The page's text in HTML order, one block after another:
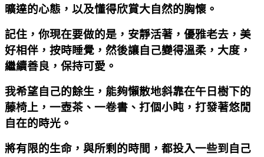
曠達的心態，以及懂得欣賞大自然的胸懷。
記住，你現在要做的是，安靜活著，優雅老去，美
好相伴，按時睡覺，然後讓自己變得溫柔，大度，
繼續善良，保持可愛。
我希望自己的餘生，能夠懶散地斜靠在午日樹下的
藤椅上，一壺茶、一卷書、打個小盹，打發著悠閒
自在的時光。
將有限的生命，與所剩的時間，都投入一些到自己